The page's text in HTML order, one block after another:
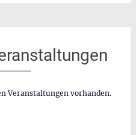
Veranstaltungen vorhanden.